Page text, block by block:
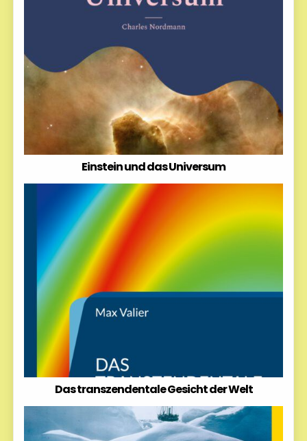
Einstein und das Universum
Das transzendentale Gesicht der Welt